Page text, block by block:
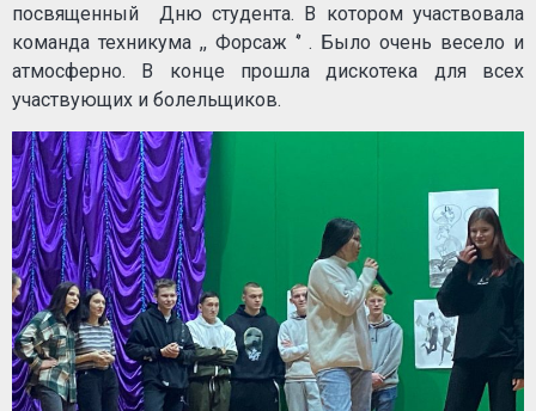
посвященный Дню студента. В котором участвовала
команда техникума ,, Форсаж ‘’ . Было очень весело и
атмосферно. В конце прошла дискотека для всех
участвующих и болельщиков.